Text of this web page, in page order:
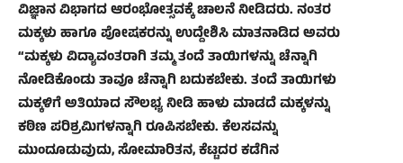
ವಿಜ್ಞಾನ ವಿಭಾಗದ ಆರಂಭೋತ್ಸವಕ್ಕೆ ಚಾಲನೆ ನೀಡಿದರು. ನಂತರ
ಮಕ್ಕಳು ಹಾಗೂ ಪೋಷಕರನ್ನು ಉದ್ದೇಶಿಸಿ ಮಾತನಾಡಿದ ಅವರು
“ಮಕ್ಕಳು ವಿದ್ಯಾವಂತರಾಗಿ ತಮ್ಮ ತಂದೆ ತಾಯಿಗಳನ್ನು ಚೆನ್ನಾಗಿ
ನೋಡಿಕೊಂಡು ತಾವೂ ಚೆನ್ನಾಗಿ ಬದುಕಬೇಕು. ತಂದೆ ತಾಯಿಗಳು
ಮಕ್ಕಳಿಗೆ ಅತಿಯಾದ ಸೌಲಭ್ಯ ನೀಡಿ ಹಾಳು ಮಾಡದೆ ಮಕ್ಕಳನ್ನು
ಕಠಿಣ ಪರಿಶ್ರಮಿಗಳನ್ನಾಗಿ ರೂಪಿಸಬೇಕು. ಕೆಲಸವನ್ನು
ಮುಂದೂಡುವುದು, ಸೋಮಾರಿತನ, ಕೆಟ್ಟದರ ಕಡೆಗಿನ